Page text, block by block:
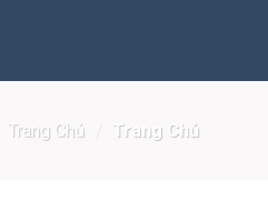
Trang Chủ Trang Chủ